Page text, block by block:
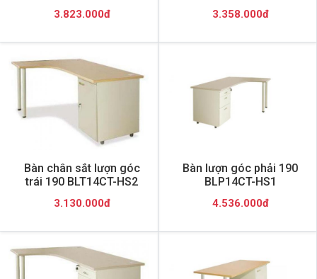
3.823.000đ 3.358.000đ
Bàn chân sắt lượn góc
trái 190 BLT14CT-HS2
3.130.000đ
Bàn lượn góc phải 190
BLP14CT-HS1
4.536.000đ